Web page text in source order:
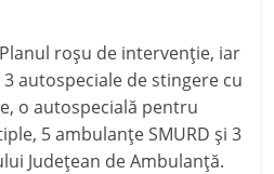
roșu de intervenție, iar
autospeciale de stingere cu
o autospecială pentru
5 ambulanțe SMURD și 3
Județean de Ambulanță.